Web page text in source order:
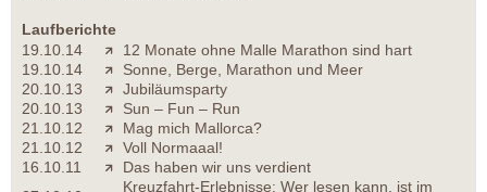
Laufberichte
19.10.14
12 Monate ohne Malle Marathon sind hart
19.10.14
Sonne, Berge, Marathon und Meer
20.10.13
Jubiläumsparty
20.10.13
Sun – Fun – Run
21.10.12
Mag mich Mallorca?
21.10.12
Voll Normaaal!
16.10.11
Das haben wir uns verdient
Kreuzfahrt-Erlebnisse: Wer lesen kann, ist im